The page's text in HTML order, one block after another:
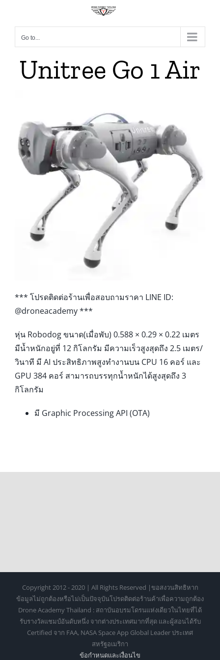
Go to...
Unitree Go 1 Air
*** โปรดติดต่อร้านเพื่อสอบถามราคา LINE ID:
@droneacademy ***
หุ่น Robodog ขนาด(เมื่อพับ) 0.588 × 0.29 × 0.22 เมตร
มีน้ำหนักอยู่ที่ 12 กิโลกรัม มีความเร็วสูงสุดถึง 2.5 เมตร/
วินาที มี AI ประสิทธิภาพสูงทำงานบน CPU 16 คอร์ และ
GPU 384 คอร์ สามารถบรรทุกน้ำหนักได้สูงสุดถึง 3
กิโลกรัม
มี Graphic Processing API (OTA)
Copyright 2012 - 2020 | All Rights Reserved |ขอสงวนสิทธิหาก
ข้อมูลไม่ถูกต้องหรือไม่เป็นปัจจุบันโปรดติดต่อร้านค้าเพื่อความถูกต้อง
Drone Academy Thailand : สถาบันอบรมโดรนแห่งเดียวในไทยที่ได้
รับรางวัลแชมป์อันดับหนึ่ง จากต่างประเทศมากที่สุด และผู้สอนได้รับ
Certified จาก FAA, NASA Space App Global Leader ประเทศ
สหรัฐอเมริกา
ข้อกำหนดเเละเงื่อนไข